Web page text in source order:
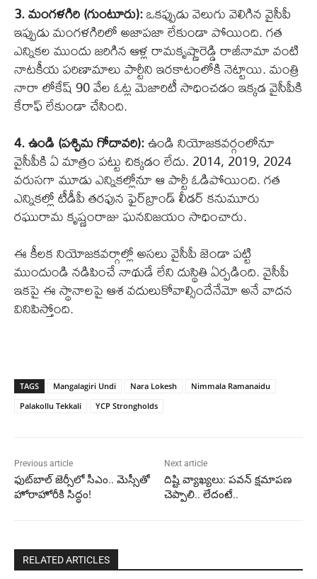
3. మంగళగిరి (గుంటూరు):ఒకప్పుడు వెలుగు వెలిగిన వైసీపీ
ఇప్పుడు మంగళగిరిలో అజాపజా లేకుండా పోయింది. గత
ఎన్నికల ముందు జరిగిన ఆళ్ల రామకృష్ణారెడ్డి రాజీనామా వంటి
నాటకీయ పరిణామాలు పార్టీని ఇరకాటంలోకి నెట్టాయి. మంత్రి
నారా లోకేష్ 90 వేల ఓట్ల మెజారిటీ సాధించడం ఇక్కడ వైసీపీకి
కేరాఫ్ లేకుండా చేసింది.
4. ఉండి (పశ్చిమ గోదావరి):ఉండి నియోజకవర్గంలోనూ
వైసీపీకి ఏ మాత్రం పట్టు చిక్కడం లేదు. 2014, 2019, 2024
వరుసగా మూడు ఎన్నికల్లోనూ ఆ పార్టీ ఓడిపోయింది. గత
ఎన్నికల్లో టీడీపీ తరఫున ఫైర్‌బ్రాండ్ లీడర్ కనుమూరు
రఘురామ కృష్ణంరాజు ఘనవిజయం సాధించారు.
ఈ కీలక నియోజకవర్గాల్లో అసలు వైసీపీ జెండా పట్టి
ముందుండి నడిపించే నాథుడే లేని దుస్థితి ఏర్పడింది. వైసీపీ
ఇకపై ఈ స్థానాలపై ఆశ వదులుకోవాల్సిందేనేమో అనే వాదన
వినిపిస్తోంది.
TAGS Mangalagiri Undi Nara Lokesh
Nimmala Ramanaidu
Palakollu Tekkali
YCP Strongholds
Previous article
ఫుట్‌బాల్ జెర్సీలో సీఎం.. మెస్సీతో
హోరాహోరీకి సిద్ధం!
Next article
దిష్టి వ్యాఖ్యలు: పవన్ క్షమాపణ
చెప్పాలి.. లేదంటే..
RELATED ARTICLES